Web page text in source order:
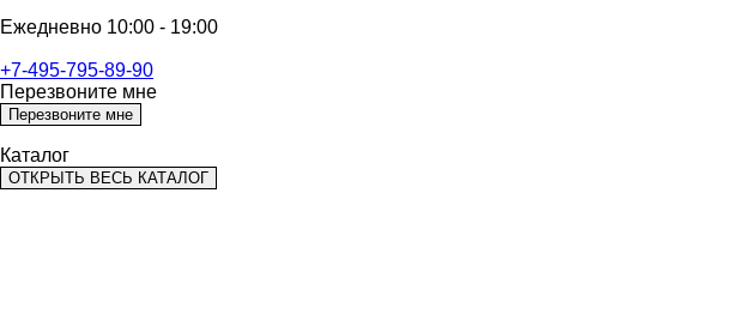
Ежедневно 10:00 - 19:00
+7-495-795-89-90
Перезвоните мне
Перезвоните мне
Каталог
ОТКРЫТЬ ВЕСЬ КАТАЛОГ